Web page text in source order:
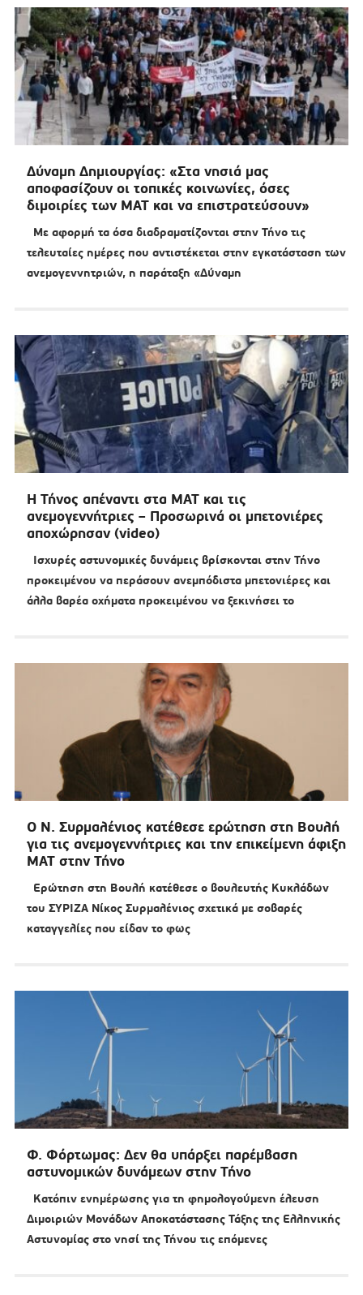
Δύναμη Δημιουργίας: «Στα νησιά μας
αποφασίζουν οι τοπικές κοινωνίες, όσες
διμοιρίες των ΜΑΤ και να επιστρατεύσουν»
Με αφορμή τα όσα διαδραματίζονται στην Τήνο τις
τελευταίες ημέρες που αντιστέκεται στην εγκατάσταση των
ανεμογεννητριών, η παράταξη «Δύναμη
Η Τήνος απέναντι στα ΜΑΤ και τις
ανεμογεννήτριες – Προσωρινά οι μπετονιέρες
αποχώρησαν (video)
Ισχυρές αστυνομικές δυνάμεις βρίσκονται στην Τήνο
προκειμένου να περάσουν ανεμπόδιστα μπετονιέρες και
άλλα βαρέα οχήματα προκειμένου να ξεκινήσει το
Ο Ν. Συρμαλένιος κατέθεσε ερώτηση στη Βουλή
για τις ανεμογεννήτριες και την επικείμενη άφιξη
ΜΑΤ στην Τήνο
Ερώτηση στη Βουλή κατέθεσε ο βουλευτής Κυκλάδων
του ΣΥΡΙΖΑ Νίκος Συρμαλένιος σχετικά με σοβαρές
καταγγελίες που είδαν το φως
Φ. Φόρτωμας: Δεν θα υπάρξει παρέμβαση
αστυνομικών δυνάμεων στην Τήνο
Κατόπιν ενημέρωσης για τη φημολογούμενη έλευση
Διμοιριών Μονάδων Αποκατάστασης Τάξης της Ελληνικής
Αστυνομίας στο νησί της Τήνου τις επόμενες